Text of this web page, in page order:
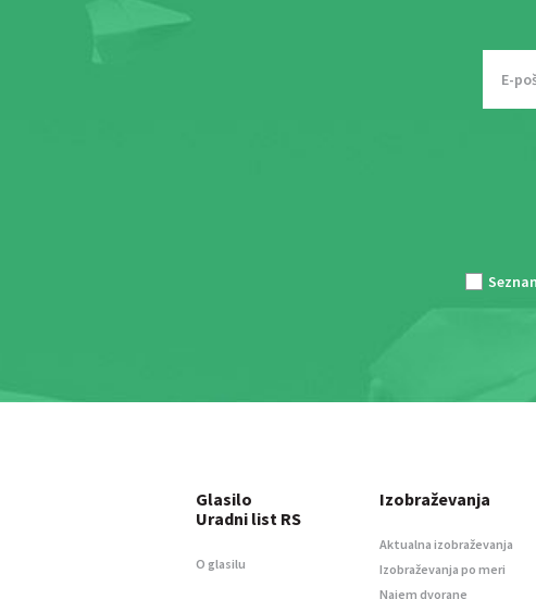
Glasilo
Uradni list RS
O glasilu
Izobraževanja
Aktualna izobraževanja
Izobraževanja po meri
Najem dvorane